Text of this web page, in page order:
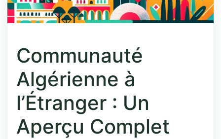
Communauté
Algérienne à
l’Étranger : Un
Aperçu Complet